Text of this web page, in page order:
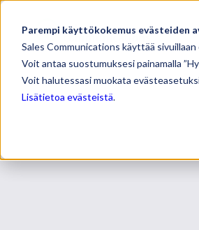
Parempi käyttökokemus evästeiden
Sales Communications käyttää
Voit antaa suostumuksesi painamalla
Voit halutessasi muokata
Lisätietoa evästeistä.